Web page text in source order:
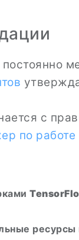
с
по работе